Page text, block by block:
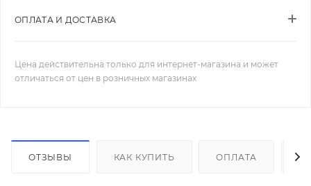
ОПЛАТА И ДОСТАВКА
Цена действительна только для интернет-магазина и может
отличаться от цен в розничных магазинах
ОТЗЫВЫ КАК КУПИТЬ ОПЛАТА